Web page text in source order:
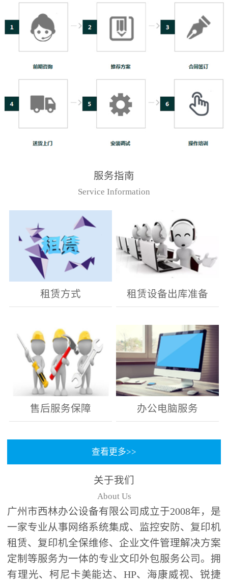
服务指南
Service Information
租赁方式 租赁设备出库准备
售后服务保障 办公电脑服务
查看更多>>
关于我们
About Us
广州市西林办公设备有限公司成立于2008年，是
一家专业从事网络系统集成、监控安防、复印机
租赁、复印机全保维修、企业文件管理解决方案
定制等服务为一体的专业文印外包服务公司。拥
有理光、柯尼卡美能达、HP、海康威视、锐捷